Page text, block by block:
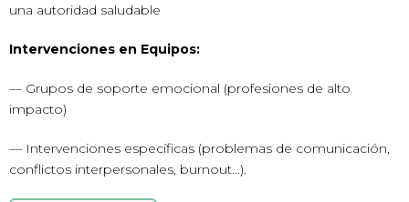
una autoridad saludable
Intervenciones en Equipos:
— Grupos de soporte emocional (profesiones de alto
impacto)
— Intervenciones específicas (problemas de comunicación,
conflictos interpersonales, burnout…).